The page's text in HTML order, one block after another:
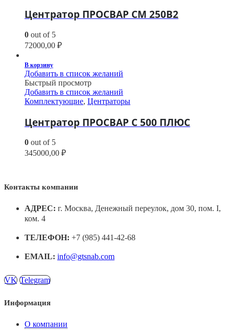
Центратор ПРОСВАР СМ 250В2
0 out of 5
72000,00 ₽
В корзину
Добавить в список желаний
Быстрый просмотр
Добавить в список желаний
Комплектующие, Центраторы
Центратор ПРОСВАР С 500 ПЛЮС
0 out of 5
345000,00 ₽
Контакты компании
АДРЕС: г. Москва, Денежный переулок, дом 30, пом. I,
ком. 4
ТЕЛЕФОН: +7 (985) 441-42-68
EMAIL: info@gtsnab.com
VK Telegram
Информация
О компании